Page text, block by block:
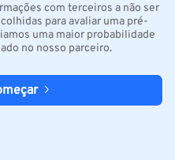
com terceiros a não ser
para avaliar uma pré-
uma maior probabilidade
no nosso parceiro.